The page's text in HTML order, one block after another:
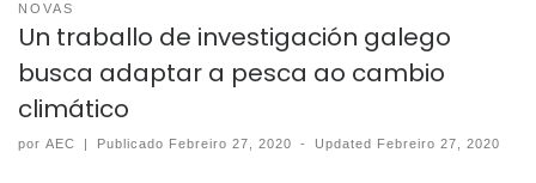
NOVAS
Un traballo de investigación galego
busca adaptar a pesca ao cambio
climático
por AEC | Publicado Febreiro 27, 2020 - Updated Febreiro 27, 2020